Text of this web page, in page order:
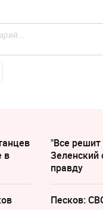
в
"Все
правду
Песков: